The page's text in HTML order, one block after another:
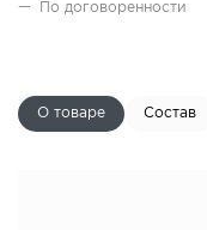
По договоренности
О товаре Состав